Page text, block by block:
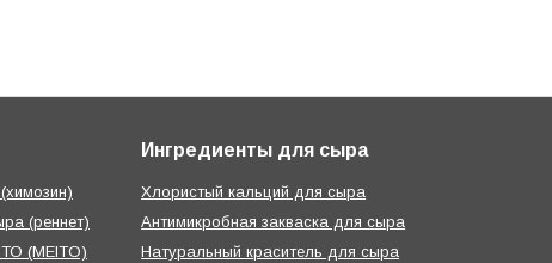
(реннет)
(MEITO)
Ингредиенты для сыра
Хлористый кальций для сыра
Антимикробная закваска для сыра
Натуральный краситель для сыра